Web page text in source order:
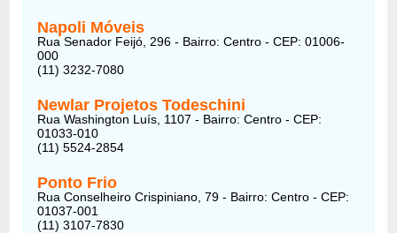
Napoli Móveis
Rua Senador Feijó, 296 - Bairro: Centro - CEP: 01006-
000
(11) 3232-7080
Newlar Projetos Todeschini
Rua Washington Luís, 1107 - Bairro: Centro - CEP:
01033-010
(11) 5524-2854
Ponto Frio
Rua Conselheiro Crispiniano, 79 - Bairro: Centro - CEP:
01037-001
(11) 3107-7830